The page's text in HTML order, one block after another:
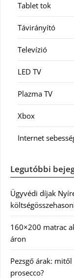
Tablet tok
Távirányító
Televízió
LED TV
Plazma TV
Xbox
Internet
Legutóbbi
Ügyvédi díjak
160×200 matrac
áron
Pezsgő árak:
prosecco?